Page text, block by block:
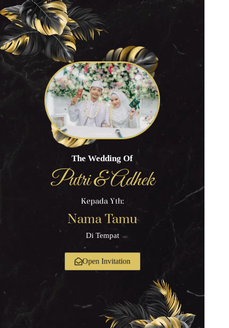
The Wedding Of
Putri & Adhek
Kepada Yth:
Nama Tamu
Di Tempat
Open Invitation